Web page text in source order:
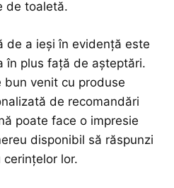
de toaletă.
de a ieși în evidență este
în plus față de așteptări.
bun venit cu produse
de recomandări
poate face o impresie
disponibil să răspunzi
lor.